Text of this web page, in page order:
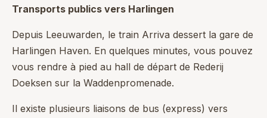
Transports publics vers Harlingen
Depuis Leeuwarden, le train Arriva dessert la gare de
Harlingen Haven. En quelques minutes, vous pouvez
vous rendre à pied au hall de départ de Rederij
Doeksen sur la Waddenpromenade.
Il existe plusieurs liaisons de bus (express) vers